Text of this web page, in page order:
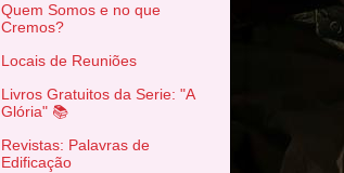
Quem Somos e no que
Cremos?
Locais de Reuniões
Livros Gratuitos da Serie: "A
Glória" 📚
Revistas: Palavras de
Edificação